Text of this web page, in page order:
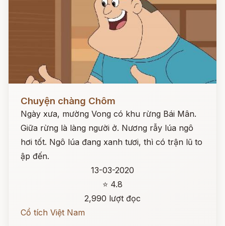
Chuyện chàng Chôm
Ngày xưa, mường Vong có khu rừng Bái Mân.
Giữa rừng là làng người ở. Nương rẫy lúa ngô
hơi tốt. Ngô lúa đang xanh tươi, thì có trận lũ to
ập đến.
13-03-2020
⭐ 4.8
2,990 lượt đọc
Cổ tích Việt Nam